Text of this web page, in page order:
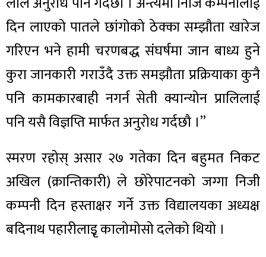
दिन लाएको पातले छांगोको ठेक्का सम्झौता खारेज
गरिएन भने हामी चरणबद्ध संघर्षमा जान बाध्य हुने
कुरा जानकारी गराउँदै उक्त समझौता प्रक्रियाका कुनै
पनि कामकारबाही नगर्न सेती क्यान्योन प्रालिलाई
पनि यसै विज्ञप्ति मार्फत अनुरोध गर्दछौ ।”
स्मरण रहोस् असार २७ गतेका दिन बहुमत निकट
अखिल (क्रान्तिकारी) ले छोरेपाटनको जग्गा निजी
कम्पनी दिन हस्ताक्षर गर्ने उक्त विद्यालयका अध्यक्ष
बदिनाथ पहारीलाइृ कालोमोसो दलेको थियो ।